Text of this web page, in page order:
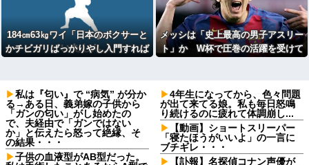
184㎝63㎏ワイ「日本のボクサーと
かチビガリばっかりやし入門すれば
メッシは「史上最高の男子アスリー
ト」か W杯で圧巻の活躍を受けて
私は『匂い』で “病気” が分か
る→ある日、義弟嫁の子供から
「ガンの匂い」がし始めたの
で、夫経由で「ガンではない
か」と伝えたら怒って絶縁、そ
の結果・・・
子供の血液型がAB型だった。
4年生になってから、色々問題
が出て来てる娘。私も毎日怒鳴
り続けるのに疲れて体調崩し...
【動画】ショートスリーパー
「寝たほうがいいよ」の一言に
ブチギレ・・・
【訃報】名探偵コナン声優が